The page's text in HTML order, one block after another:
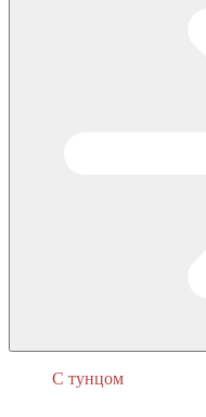
С тунцом